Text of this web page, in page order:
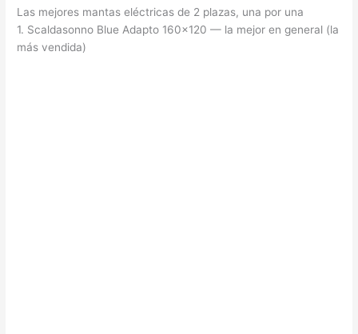
Las mejores mantas eléctricas de 2 plazas, una por una
1. Scaldasonno Blue Adapto 160×120 — la mejor en general (la
más vendida)